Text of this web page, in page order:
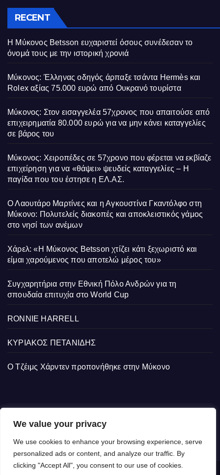
We value your privacy
We use cookies to enhance your browsing experience, serve
personalized ads or content, and analyze our traffic. By
clicking "Accept All", you consent to our use of cookies.
RECENT
Η Μύκονος Betsson ευχαριστεί όσους συνέδεσαν το
όνομά τους με την ιστορική χρονιά
Μύκονος: Έλληνας οδηγός άρπαξε τσάντα Hermès και
Rolex αξίας 75.000 ευρώ από Ουκρανό τουρίστα
Μύκονος: Στον εισαγγελέα 57χρονος που απαιτούσε από
επιχειρηματία 80.000 ευρώ για να μην κάνει καταγγελίες
σε βάρος του
Μύκονος: Χειροπέδες σε 57χρονο που φέρεται να εκβίαζε
επιχείρηση για να «θάψει» ψευδείς καταγγελίες – Η
παγίδα που του έστησε η ΕΛ.ΑΣ.
Ο Λαουτάρο Μαρτίνες και η Αγκουστίνα Γκαντόλφο στη
Μύκονο: Πολυτελείς διακοπές και αποκλειστικός γάμος
στο νησί των ανέμων
Χάρελ: «Η Μύκονος Betsson χτίζει κάτι ξεχωριστό και
είμαι χαρούμενος που αποτελώ μέρος του»
Συγχαρητήρια στην Εθνική Πόλο Ανδρών για τη
σπουδαία επιτυχία στο World Cup
RONNIE HARRELL
ΚΥΡΙΑΚΟΣ ΠΕΤΑΝΙΔΗΣ
Ο Τζέιμς Χάρντεν προπονήθηκε στην Μύκονο